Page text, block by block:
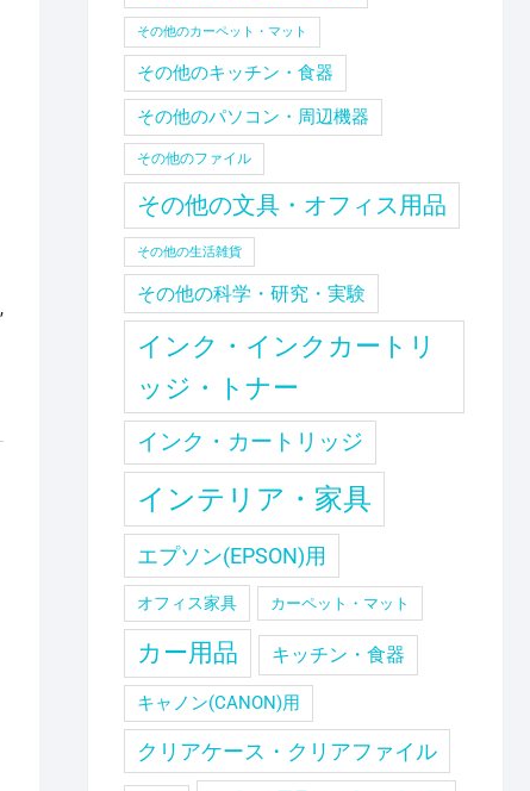
,
その他のカーペット・マット
その他のキッチン・食器
その他のパソコン・周辺機器
その他のファイル
その他の文具・オフィス用品
その他の生活雑貨
その他の科学・研究・実験
インク・インクカートリ
ッジ・トナー
インク・カートリッジ
インテリア・家具
エプソン(EPSON)用
オフィス家具 カーペット・マット
カー用品 キッチン・食器
キャノン(CANON)用
クリアケース・クリアファイル